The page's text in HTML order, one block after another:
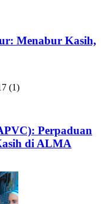
Menabur Kasih,
Perpaduan
di ALMA